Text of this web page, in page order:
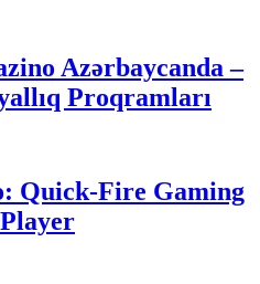
Azərbaycanda –
Proqramları
Quick‑Fire Gaming